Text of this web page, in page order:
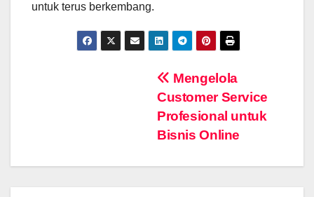
untuk terus berkembang.
Mengelola
Customer Service
Profesional untuk
Bisnis Online